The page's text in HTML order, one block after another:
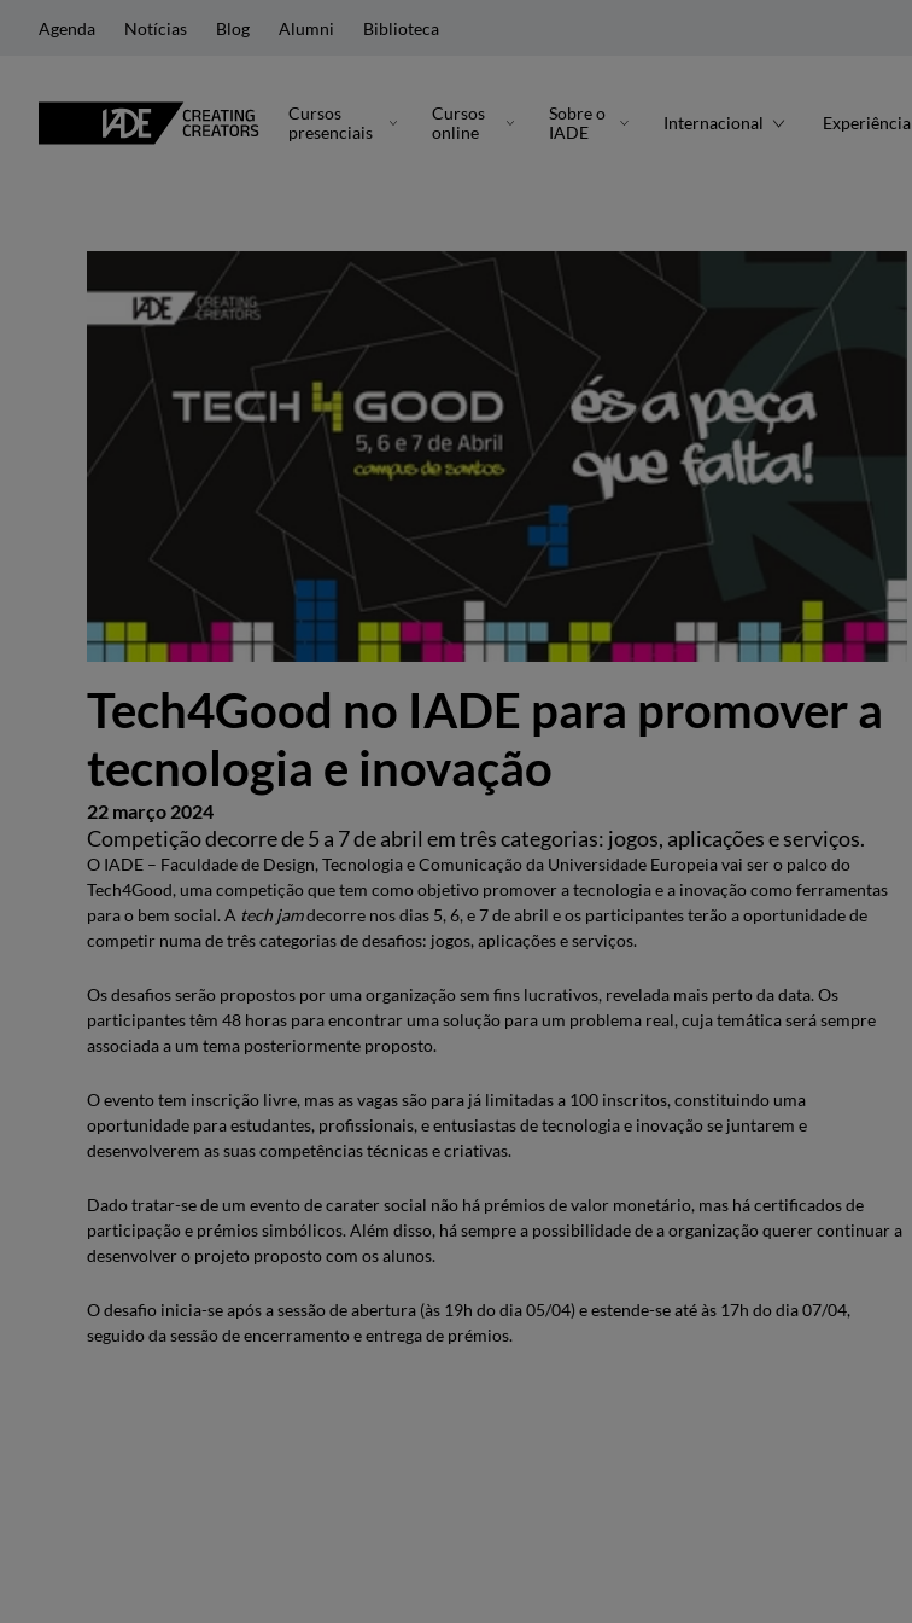
Agenda Notícias Blog Alumni Biblioteca
Cursos
presenciais
Cursos
online
Sobre o
IADE
Internacional Experiência
Tech4Good no IADE para promover a
tecnologia e inovação
22 março 2024
Competição decorre de 5 a 7 de abril em três categorias: jogos, aplicações e serviços.
O IADE – Faculdade de Design, Tecnologia e Comunicação da Universidade Europeia vai ser o palco do
Tech4Good, uma competição que tem como objetivo promover a tecnologia e a inovação como ferramentas
para o bem social. A tech jamdecorre nos dias 5, 6, e 7 de abril e os participantes terão a oportunidade de
competir numa de três categorias de desafios: jogos, aplicações e serviços.
Os desafios serão propostos por uma organização sem fins lucrativos, revelada mais perto da data. Os
participantes têm 48 horas para encontrar uma solução para um problema real, cuja temática será sempre
associada a um tema posteriormente proposto.
O evento tem inscrição livre, mas as vagas são para já limitadas a 100 inscritos, constituindo uma
oportunidade para estudantes, profissionais, e entusiastas de tecnologia e inovação se juntarem e
desenvolverem as suas competências técnicas e criativas.
Dado tratar-se de um evento de carater social não há prémios de valor monetário, mas há certificados de
participação e prémios simbólicos. Além disso, há sempre a possibilidade de a organização querer continuar a
desenvolver o projeto proposto com os alunos.
O desafio inicia-se após a sessão de abertura (às 19h do dia 05/04) e estende-se até às 17h do dia 07/04,
seguido da sessão de encerramento e entrega de prémios.